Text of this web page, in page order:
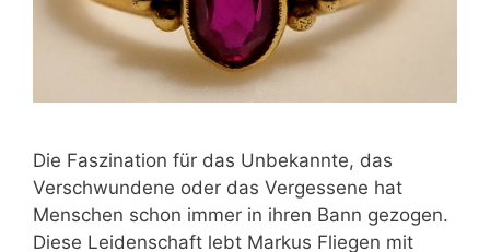
Die Faszination für das Unbekannte, das
Verschwundene oder das Vergessene hat
Menschen schon immer in ihren Bann gezogen.
Diese Leidenschaft lebt Markus Fliegen mit